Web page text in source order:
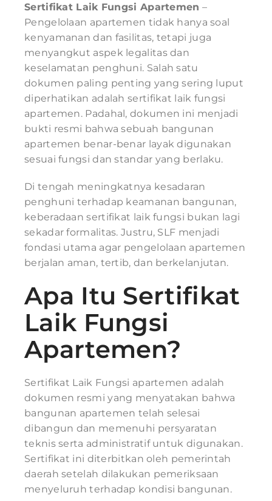
Sertifikat Laik Fungsi Apartemen –
Pengelolaan apartemen tidak hanya soal
kenyamanan dan fasilitas, tetapi juga
menyangkut aspek legalitas dan
keselamatan penghuni. Salah satu
dokumen paling penting yang sering luput
diperhatikan adalah sertifikat laik fungsi
apartemen. Padahal, dokumen ini menjadi
bukti resmi bahwa sebuah bangunan
apartemen benar-benar layak digunakan
sesuai fungsi dan standar yang berlaku.
Di tengah meningkatnya kesadaran
penghuni terhadap keamanan bangunan,
keberadaan sertifikat laik fungsi bukan lagi
sekadar formalitas. Justru, SLF menjadi
fondasi utama agar pengelolaan apartemen
berjalan aman, tertib, dan berkelanjutan.
Apa Itu Sertifikat
Laik Fungsi
Apartemen?
Sertifikat Laik Fungsi apartemen adalah
dokumen resmi yang menyatakan bahwa
bangunan apartemen telah selesai
dibangun dan memenuhi persyaratan
teknis serta administratif untuk digunakan.
Sertifikat ini diterbitkan oleh pemerintah
daerah setelah dilakukan pemeriksaan
menyeluruh terhadap kondisi bangunan.